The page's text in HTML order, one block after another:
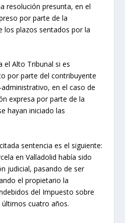
resolución presunta, en el
por parte de la
los plazos sentados por la
el Alto Tribunal si es
por parte del contribuyente
en el caso de
expresa por parte de la
hayan iniciado las
sentencia es el siguiente:
en Valladolid había sido
judicial, pasando de ser
el propietario la
del Impuesto sobre
cuatro años.